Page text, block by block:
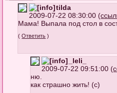
tilda
2009-07-22 08:30:00 (
Мама! Выпала под стол в
(Ответить )
_leli_
2009-07-22 09:51:00 (
ню.
как страшно жить! (с)